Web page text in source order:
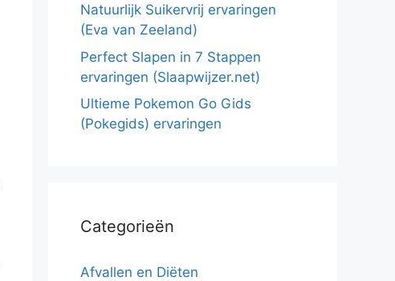
Natuurlijk Suikervrij ervaringen
(Eva van Zeeland)
Perfect Slapen in 7 Stappen
ervaringen (Slaapwijzer.net)
Ultieme Pokemon Go Gids
(Pokegids) ervaringen
Categorieën
Afvallen en Diëten